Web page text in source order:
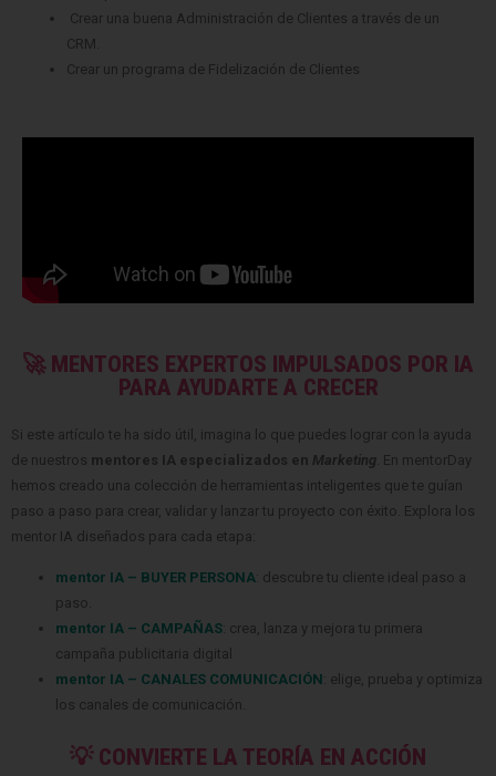
Crear una buena Administración de Clientes a través de un
CRM.
Crear un programa de Fidelización de Clientes
🚀 MENTORES EXPERTOS IMPULSADOS POR IA
PARA AYUDARTE A CRECER
Si este artículo te ha sido útil, imagina lo que puedes lograr con la ayuda
de nuestros mentores IA especializados en Marketing . En mentorDay
hemos creado una colección de herramientas inteligentes que te guían
paso a paso para crear, validar y lanzar tu proyecto con éxito. Explora los
mentor IA diseñados para cada etapa:
mentor IA – BUYER PERSONA : descubre tu cliente ideal paso a
paso.
mentor IA – CAMPAÑAS crea, lanza y mejora tu primera
campaña publicitaria digital
mentor IA – CANALES COMUNICACIÓN elige, prueba y optimiza
los canales de comunicación.
💡 CONVIERTE LA TEORÍA EN ACCIÓN